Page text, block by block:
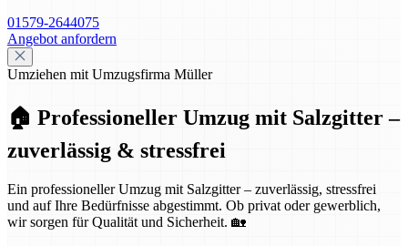
01579-2644075
Angebot anfordern
Umziehen mit Umzugsfirma Müller
🏠 Professioneller Umzug mit Salzgitter –
zuverlässig & stressfrei
Ein professioneller Umzug mit Salzgitter – zuverlässig, stressfrei
und auf Ihre Bedürfnisse abgestimmt. Ob privat oder gewerblich,
wir sorgen für Qualität und Sicherheit. 🏡